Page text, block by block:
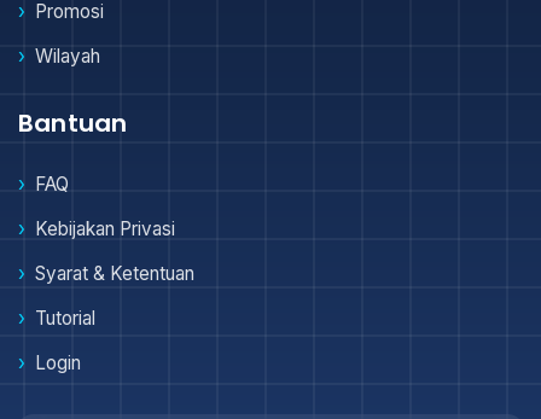
Promosi
Wilayah
Bantuan
FAQ
Kebijakan Privasi
Syarat & Ketentuan
Tutorial
Login